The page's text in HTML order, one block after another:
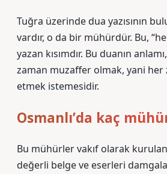
Tuğra üzerinde dua yazısının
vardır, o da bir mühürdür. Bu,
yazan kısımdır. Bu duanın
zaman muzaffer olmak, yani her
etmek istemesidir.
Osmanlı’da kaç
Bu mühürler vakıf olarak
değerli belge ve eserleri